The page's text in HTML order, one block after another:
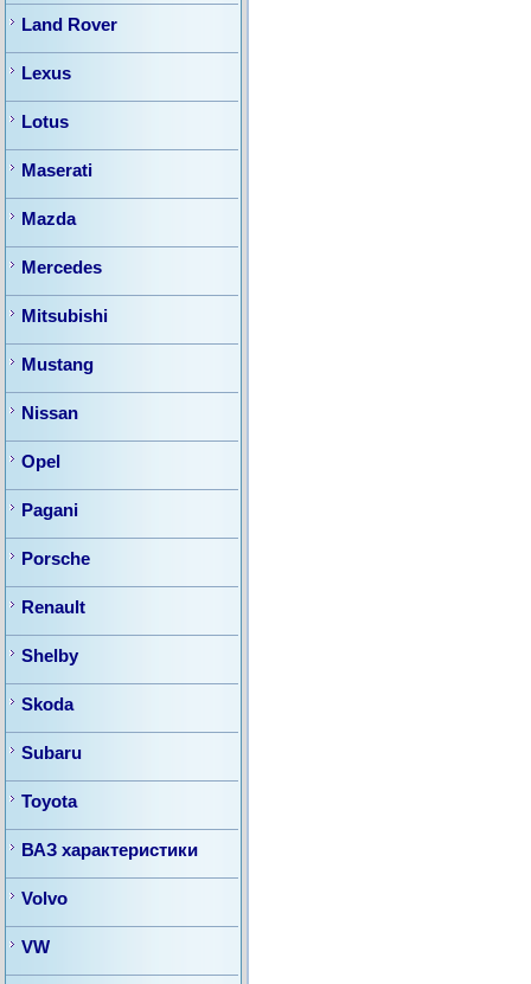
Land Rover
Lexus
Lotus
Maserati
Mazda
Mercedes
Mitsubishi
Mustang
Nissan
Opel
Pagani
Porsche
Renault
Shelby
Skoda
Subaru
Toyota
ВАЗ характеристики
Volvo
VW